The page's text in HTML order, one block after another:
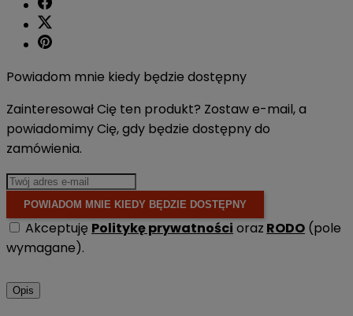
Powiadom mnie kiedy będzie dostępny
Zainteresował Cię ten produkt? Zostaw e-mail, a
powiadomimy Cię, gdy będzie dostępny do
zamówienia.
POWIADOM MNIE KIEDY BĘDZIE DOSTĘPNY
Akceptuję Politykę prywatności oraz RODO (pole
wymagane).
Opis